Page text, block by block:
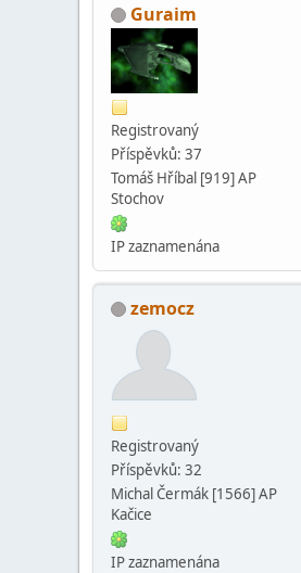
Guraim
Registrovaný
Příspěvků: 37
Tomáš Hříbal [919] AP
Stochov
IP zaznamenána
zemocz
Registrovaný
Příspěvků: 32
Michal Čermák [1566] AP
Kačice
IP zaznamenána